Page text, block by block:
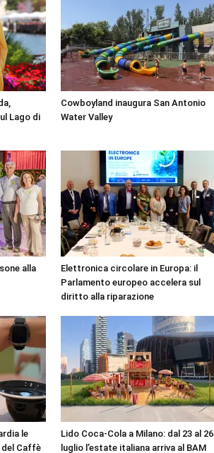
Lago di
Cowboyland inaugura San Antonio
Water Valley
alla
Elettronica circolare in Europa: il
Parlamento europeo accelera sul
diritto alla riparazione
le
del Caffè
Lido Coca-Cola a Milano: dal 23 al 26
luglio l’estate italiana arriva al BAM